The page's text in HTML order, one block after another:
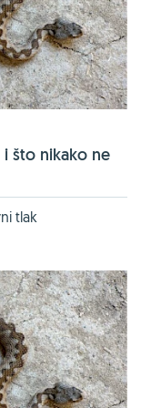
što nikako ne
tlak